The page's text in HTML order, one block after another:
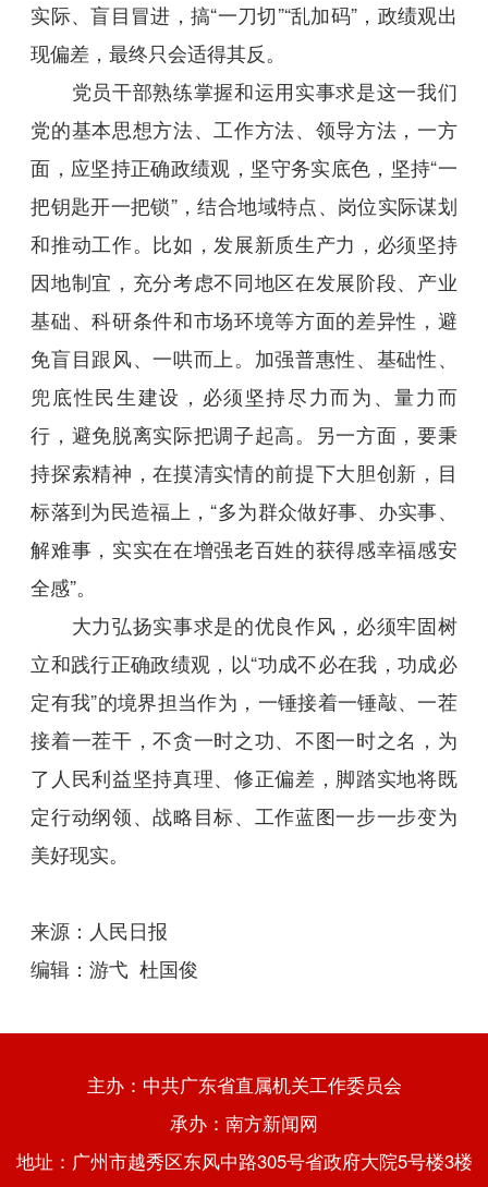
实际、盲目冒进，搞“一刀切”“乱加码”，政绩观出
现偏差，最终只会适得其反。
党员干部熟练掌握和运用实事求是这一我们
党的基本思想方法、工作方法、领导方法，一方
面，应坚持正确政绩观，坚守务实底色，坚持“一
把钥匙开一把锁”，结合地域特点、岗位实际谋划
和推动工作。比如，发展新质生产力，必须坚持
因地制宜，充分考虑不同地区在发展阶段、产业
基础、科研条件和市场环境等方面的差异性，避
免盲目跟风、一哄而上。加强普惠性、基础性、
兜底性民生建设，必须坚持尽力而为、量力而
行，避免脱离实际把调子起高。另一方面，要秉
持探索精神，在摸清实情的前提下大胆创新，目
标落到为民造福上，“多为群众做好事、办实事、
解难事，实实在在增强老百姓的获得感幸福感安
全感”。
大力弘扬实事求是的优良作风，必须牢固树
立和践行正确政绩观，以“功成不必在我，功成必
定有我”的境界担当作为，一锤接着一锤敲、一茬
接着一茬干，不贪一时之功、不图一时之名，为
了人民利益坚持真理、修正偏差，脚踏实地将既
定行动纲领、战略目标、工作蓝图一步一步变为
美好现实。
来源：人民日报
编辑：游弋 杜国俊
主办：中共广东省直属机关工作委员会
承办：南方新闻网
地址：广州市越秀区东风中路305号省政府大院5号楼3楼